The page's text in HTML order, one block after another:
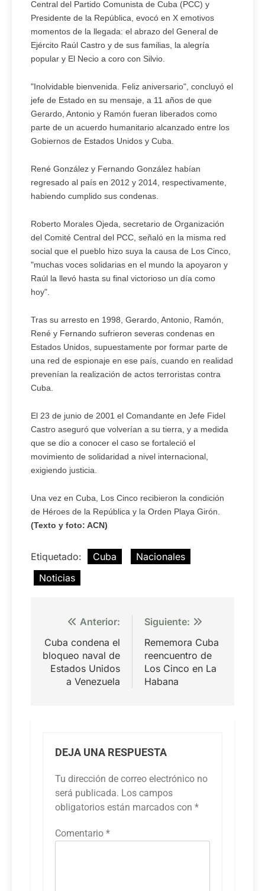
Central del Partido Comunista de Cuba (PCC) y
Presidente de la República, evocó en X emotivos
momentos de la llegada: el abrazo del General de
Ejército Raúl Castro y de sus familias, la alegría
popular y El Necio a coro con Silvio.
"Inolvidable bienvenida. Feliz aniversario", concluyó el
jefe de Estado en su mensaje, a 11 años de que
Gerardo, Antonio y Ramón fueran liberados como
parte de un acuerdo humanitario alcanzado entre los
Gobiernos de Estados Unidos y Cuba.
René González y Fernando González habían
regresado al país en 2012 y 2014, respectivamente,
habiendo cumplido sus condenas.
Roberto Morales Ojeda, secretario de Organización
del Comité Central del PCC, señaló en la misma red
social que el pueblo hizo suya la causa de Los Cinco,
"muchas voces solidarias en el mundo la apoyaron y
Raúl la llevó hasta su final victorioso un día como
hoy".
Tras su arresto en 1998, Gerardo, Antonio, Ramón,
René y Fernando sufrieron severas condenas en
Estados Unidos, supuestamente por formar parte de
una red de espionaje en ese país, cuando en realidad
prevenían la realización de actos terroristas contra
Cuba.
El 23 de junio de 2001 el Comandante en Jefe Fidel
Castro aseguró que volverían a su tierra, y a medida
que se dio a conocer el caso se fortaleció el
movimiento de solidaridad a nivel internacional,
exigiendo justicia.
Una vez en Cuba, Los Cinco recibieron la condición
de Héroes de la República y la Orden Playa Girón.
(Texto y foto: ACN)
Etiquetado: Cuba
Nacionales
Noticias
Navegación
de
entradas
Anterior:
Cuba condena el
bloqueo naval de
Estados Unidos
a Venezuela
Siguiente:
Rememora Cuba
reencuentro de
Los Cinco en La
Habana
DEJA UNA RESPUESTA
Tu dirección de correo electrónico no
será publicada. Los campos
obligatorios están marcados con *
Comentario *